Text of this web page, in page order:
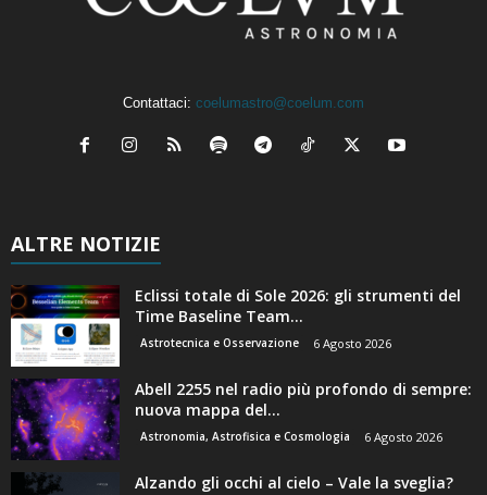
Contattaci: coelumastro@coelum.com
ALTRE NOTIZIE
Eclissi totale di Sole 2026: gli strumenti del
Time Baseline Team...
Astrotecnica e Osservazione 6 Agosto 2026
Abell 2255 nel radio più profondo di sempre:
nuova mappa del...
Astronomia, Astrofisica e Cosmologia 6 Agosto 2026
Alzando gli occhi al cielo – Vale la sveglia?